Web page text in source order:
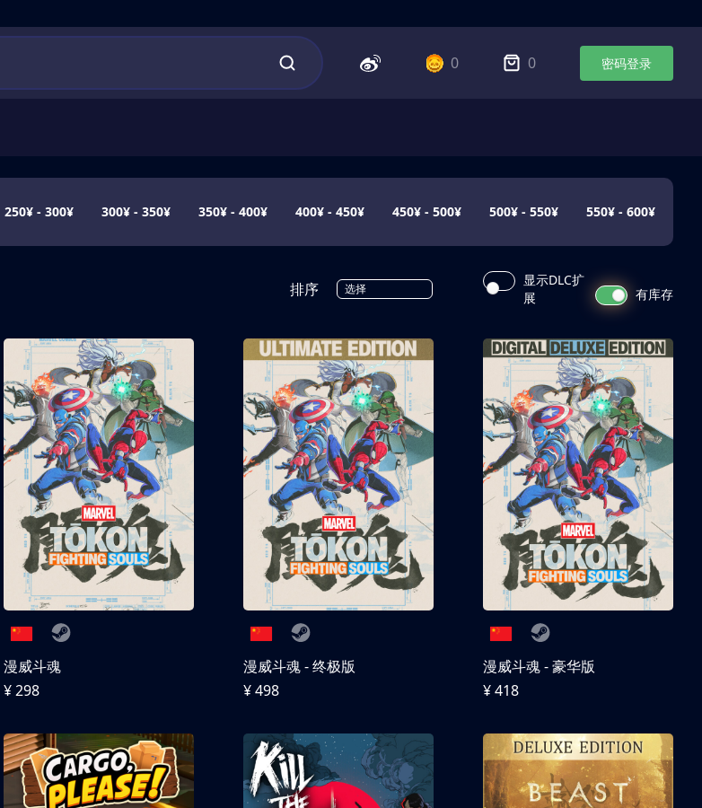
0 0 密码登录
250¥ - 300¥ 300¥ - 350¥ 350¥ - 400¥ 400¥ - 450¥ 450¥ - 500¥ 500¥ - 550¥ 550¥ - 600¥
排序 选择
显示DLC扩
展
有库存
漫威斗魂
¥ 298
漫威斗魂 - 终极版
¥ 498
漫威斗魂 - 豪华版
¥ 418